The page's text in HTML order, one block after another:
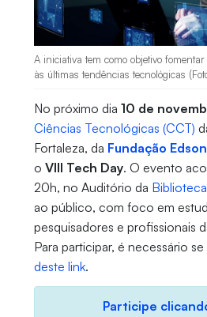
A iniciativa tem como objetivo
às últimas tendências tecnológicas
No próximo dia 10 de
Ciências Tecnológicas (CCT)
Fortaleza, da Fundação
o VIII Tech Day. O evento
20h, no Auditório da
ao público, com foco em
pesquisadores e profissionais
Para participar, é necessário
deste link.
Participe